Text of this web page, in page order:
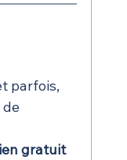
parfois,
de
gratuit